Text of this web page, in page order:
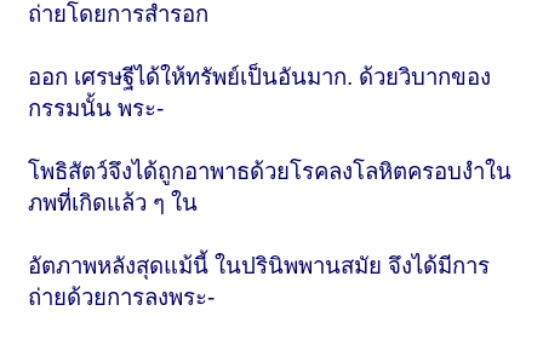
ถ่ายโดยการสำรอก
ออก เศรษฐีได้ให้ทรัพย์เป็นอันมาก. ด้วยวิบากของ
กรรมนั้น พระ-
โพธิสัตว์จึงได้ถูกอาพาธด้วยโรคลงโลหิตครอบงำใน
ภพที่เกิดแล้ว ๆ ใน
อัตภาพหลังสุดแม้นี้ ในปรินิพพานสมัย จึงได้มีการ
ถ่ายด้วยการลงพระ-